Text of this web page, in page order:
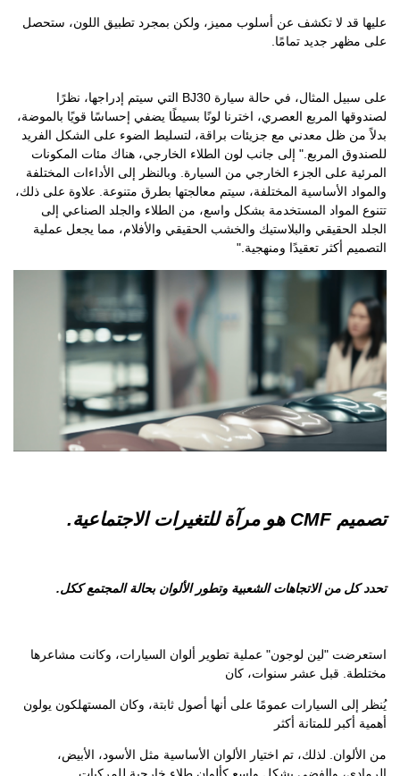
عليها قد لا تكشف عن أسلوب مميز، ولكن بمجرد تطبيق اللون، ستحصل
على مظهر جديد تمامًا.
على سبيل المثال، في حالة سيارة BJ30 التي سيتم إدراجها، نظرًا
لصندوقها المربع العصري، اخترنا لونًا بسيطًا يضفي إحساسًا قويًا بالموضة،
بدلاً من ظل معدني مع جزيئات براقة، لتسليط الضوء على الشكل الفريد
للصندوق المربع." إلى جانب لون الطلاء الخارجي، هناك مئات المكونات
المرئية على الجزء الخارجي من السيارة. وبالنظر إلى الأداءات المختلفة
والمواد الأساسية المختلفة، سيتم معالجتها بطرق متنوعة. علاوة على ذلك،
تتنوع المواد المستخدمة بشكل واسع، من الطلاء والجلد الصناعي إلى
الجلد الحقيقي والبلاستيك والخشب الحقيقي والأفلام، مما يجعل عملية
التصميم أكثر تعقيدًا ومنهجية."
تصميم CMF هو مرآة للتغيرات الاجتماعية.
تحدد كل من الاتجاهات الشعبية وتطور الألوان بحالة المجتمع ككل.
استعرضت "لين لوجون" عملية تطوير ألوان السيارات، وكانت مشاعرها
مختلطة. قبل عشر سنوات، كان
يُنظر إلى السيارات عمومًا على أنها أصول ثابتة، وكان المستهلكون يولون
أهمية أكبر للمتانة أكثر
من الألوان. لذلك، تم اختيار الألوان الأساسية مثل الأسود، الأبيض،